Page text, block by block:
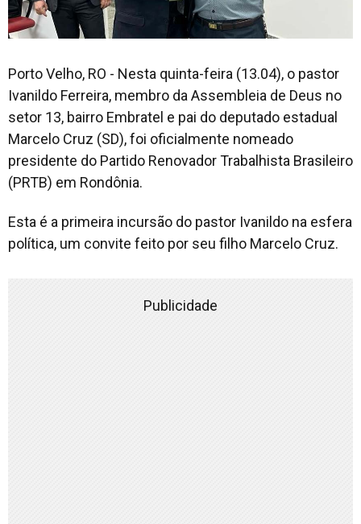
Porto Velho, RO - Nesta quinta-feira (13.04), o pastor
Ivanildo Ferreira, membro da Assembleia de Deus no
setor 13, bairro Embratel e pai do deputado estadual
Marcelo Cruz (SD), foi oficialmente nomeado
presidente do Partido Renovador Trabalhista Brasileiro
(PRTB) em Rondônia.
Esta é a primeira incursão do pastor Ivanildo na esfera
política, um convite feito por seu filho Marcelo Cruz.
Publicidade